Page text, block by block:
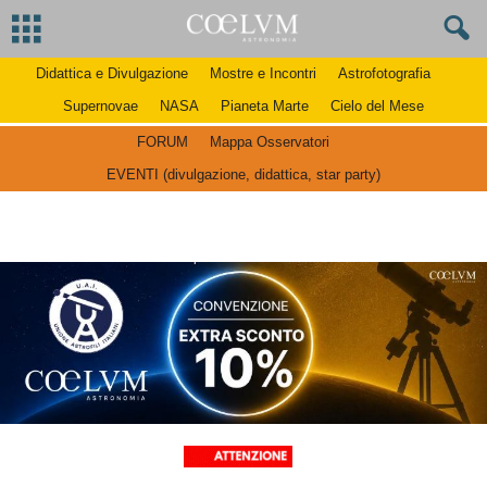
Didattica e Divulgazione Mostre e Incontri
Astrofotografia
Supernovae
NASA Pianeta Marte Cielo del Mese
FORUM
Mappa Osservatori
EVENTI (divulgazione, didattica, star party)